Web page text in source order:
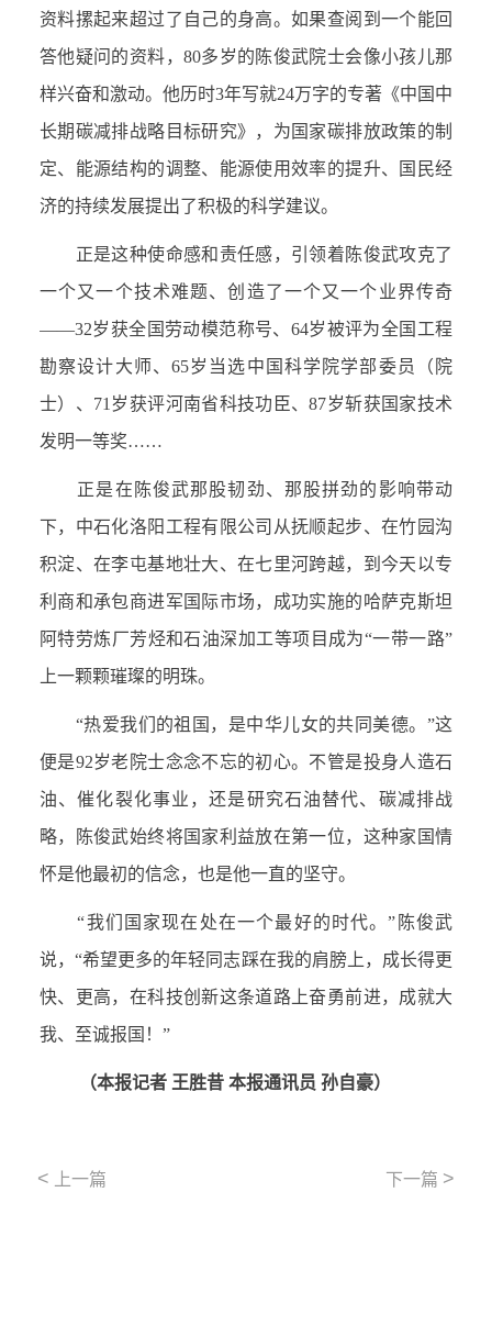
资料摞起来超过了自己的身高。如果查阅到一个能回
答他疑问的资料，80多岁的陈俊武院士会像小孩儿那
样兴奋和激动。他历时3年写就24万字的专著《中国中
长期碳减排战略目标研究》，为国家碳排放政策的制
定、能源结构的调整、能源使用效率的提升、国民经
济的持续发展提出了积极的科学建议。
正是这种使命感和责任感，引领着陈俊武攻克了
一个又一个技术难题、创造了一个又一个业界传奇
——32岁获全国劳动模范称号、64岁被评为全国工程
勘察设计大师、65岁当选中国科学院学部委员（院
士）、71岁获评河南省科技功臣、87岁斩获国家技术
发明一等奖……
正是在陈俊武那股韧劲、那股拼劲的影响带动
下，中石化洛阳工程有限公司从抚顺起步、在竹园沟
积淀、在李屯基地壮大、在七里河跨越，到今天以专
利商和承包商进军国际市场，成功实施的哈萨克斯坦
阿特劳炼厂芳烃和石油深加工等项目成为“一带一路”
上一颗颗璀璨的明珠。
“热爱我们的祖国，是中华儿女的共同美德。”这
便是92岁老院士念念不忘的初心。不管是投身人造石
油、催化裂化事业，还是研究石油替代、碳减排战
略，陈俊武始终将国家利益放在第一位，这种家国情
怀是他最初的信念，也是他一直的坚守。
“我们国家现在处在一个最好的时代。”陈俊武
说，“希望更多的年轻同志踩在我的肩膀上，成长得更
快、更高，在科技创新这条道路上奋勇前进，成就大
我、至诚报国！”
（本报记者 王胜昔 本报通讯员 孙自豪）
< 上一篇 下一篇 >